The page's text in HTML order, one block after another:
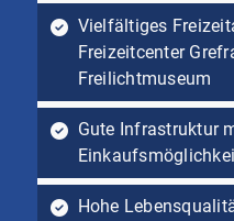
Vielfältiges
Freizeitcenter
Freilichtmuseum
Gute Infrastruktur
Hohe